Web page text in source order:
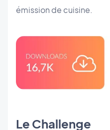
émission de cuisine.
Le Challenge